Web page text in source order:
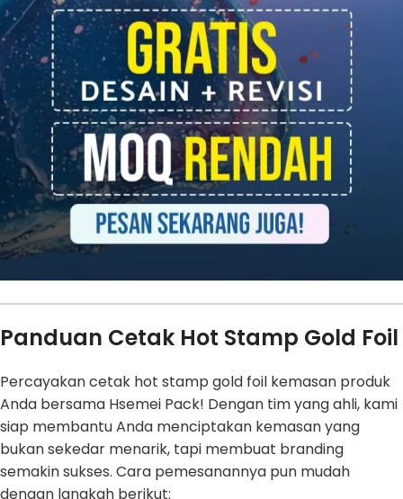
Panduan Cetak Hot Stamp Gold Foil
Percayakan cetak hot stamp gold foil kemasan produk
Anda bersama Hsemei Pack! Dengan tim yang ahli, kami
siap membantu Anda menciptakan kemasan yang
bukan sekedar menarik, tapi membuat branding
semakin sukses. Cara pemesanannya pun mudah
dengan langkah berikut: